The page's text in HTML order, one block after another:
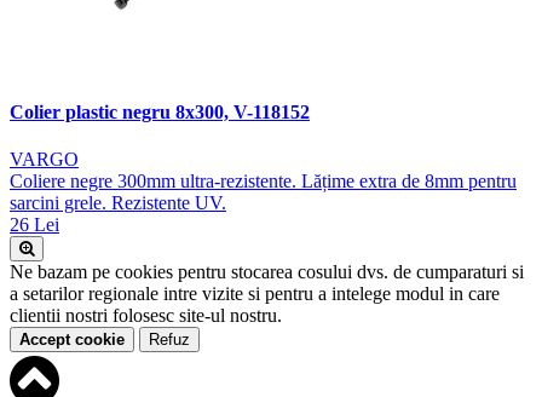
Colier plastic negru 8x300, V-118152
VARGO
Coliere negre 300mm ultra-rezistente. Lățime extra de 8mm pentru
sarcini grele. Rezistente UV.
26 Lei
Ne bazam pe cookies pentru stocarea cosului dvs. de cumparaturi si
a setarilor regionale intre vizite si pentru a intelege modul in care
clientii nostri folosesc site-ul nostru.
Accept cookie Refuz